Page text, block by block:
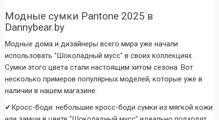
Модные сумки Pantone 2025 в
Dannybear.by
Модные дома и дизайнеры всего мира уже начали
использовать "Шоколадный мусс" в своих коллекциях.
Сумки этого цвета стали настоящим хитом сезона. Вот
несколько примеров популярных моделей, которые уже в
наличии в нашем магазине:
✔Кросс-боди: небольшие кросс-боди сумки из мягкой кожи